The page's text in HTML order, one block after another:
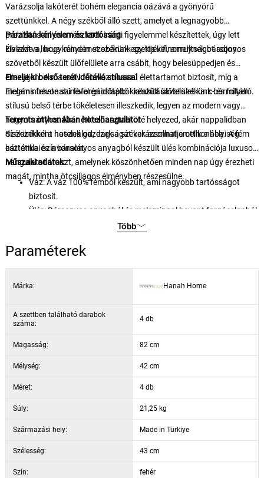
Varázsolja lakóterét bohém elegancia oázává a gyönyörű
szettünkkel. A négy székből álló szett, amelyet a legnagyobb
precizitással és a részletek iránti figyelemmel készítettek, úgy lett
kialakítva, hogy minden szobának egy kis kifinomultságot adjon.
Páratlan kényelem és tartósság
Élvezze a luxus kényelmet székünk szettjével, amelynek bársonyos
szövetből készült ülőfelülete arra csábít, hogy belesüppedjen és
ellazuljon. A masszív fémváz hosszú élettartamot biztosít, míg a
melaminbevonatú faforgácslapból készült ülőfelület karc- és foltálló.
Emelje ki belső terét időtálló stílussal
Elegáns fekete színével és időtálló kialakításával székünk bármilyen
stílusú belső térbe tökéletesen illeszkedik, legyen az modern vagy
hagyományos. Akár étkezőasztal köré helyezed, akár nappalidban
díszszékként használod, ezek a székek azonnal emelik a helyiség
esztétikai színvonalát.
Teremts otthonában hotelhangulatot
Székünkkel a hotelek gazdagságát varázsolhatja otthonába. A fém
háttámla és a bársonyos anyagból készült ülés kombinációja luxusos
hangulatot áraszt, amelynek köszönhetően minden nap úgy érezheti
magát, mintha ötcsillagos élményben részesülne.
Műszaki adatok:
Váz: A váz 100% fémből készült, ami nagyobb tartósságot
biztosít.
Ülés: Bársonyos anyagból és melaminnal bevont forgácslapból
készült, kényelmes és karcálló.
Méretek: Szélesség: 43 cm, magasság: 82 cm, mélység: 42 cm
(4 darab)
Ülésmagasság: 50 cm az optimális kényelem érdekében
garantál.
Szín: A székek elegáns fekete színben kaphatók, amelyek
eleganciát kölcsönöznek a helyiségnek.
Több
Paraméterek
Márka: Hanah Home
A szettben található darabok
száma:
4 db
Magasság: 82 cm
Mélység: 42 cm
Méret: 4 db
Súly: 21,25 kg
Származási hely: Made in Türkiye
Szélesség: 43 cm
Szín: fehér